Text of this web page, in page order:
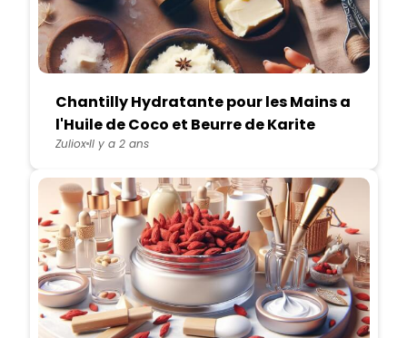
Chantilly Hydratante pour les Mains a
l'Huile de Coco et Beurre de Karite
ZulioxIl y a 2 ans